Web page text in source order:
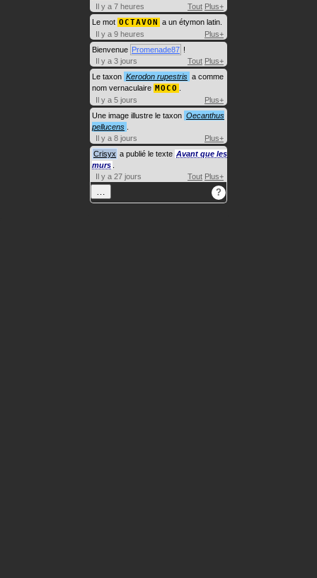
Il y a 7 heures
Tout Plus+
Le mot OCTAVON a un étymon latin.
Il y a 9 heures
Plus+
Bienvenue Promenade87 !
Il y a 3 jours
Tout Plus+
Le taxon Kerodon rupestris a comme
nom vernaculaire MOCO
Il y a 5 jours
Plus+
Une image illustre le taxon Oecanthus
pellucens
Il y a 8 jours
Plus+
Crisyx a publié le texte Avant que les
murs
Il y a 27 jours
Tout Plus+
?